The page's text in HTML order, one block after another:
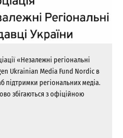
«Незалежні регіональні
Ukrainian Media Fund Nordic в
підтримки регіональних медіа.
збігаються з офіційною